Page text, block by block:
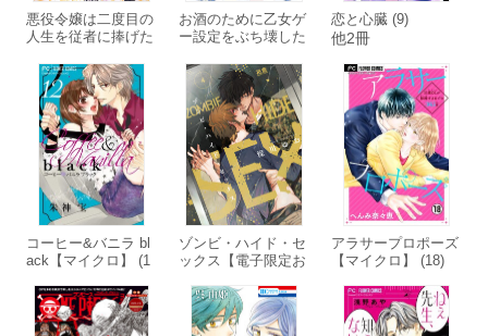
悪役令嬢は二度目の
人生を従者に捧げた
お酒のために乙女ゲ
ー設定をぶち壊した
ート令嬢になりまし
た 4
恋と心臓 (9)
他2冊
コーヒー&バニラ bl
ack【マイクロ】 (1
ゾンビ・ハイド・セ
ックス【電子限定お
アラサープロポーズ
【マイクロ】 (18)